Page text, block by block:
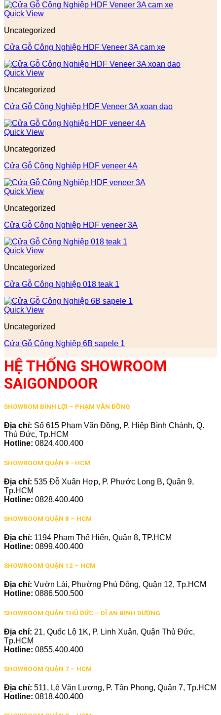
Quick View
Uncategorized
Cửa Gỗ Công Nghiệp HDF Veneer 3A cam xe
Quick View
Uncategorized
Cửa Gỗ Công Nghiệp HDF Veneer 3A xoan dao
Quick View
Uncategorized
Cửa Gỗ Công Nghiệp HDF veneer 4A
Quick View
Uncategorized
Cửa Gỗ Công Nghiệp HDF veneer 3A
Quick View
Uncategorized
Cửa Gỗ Công Nghiệp 018 teak 1
Quick View
Uncategorized
Cửa Gỗ Công Nghiệp 6B sapele 1
HỆ THỐNG SHOWROOM
SAIGONDOOR
SHOWROM BÌNH LỢI – PHẠM VĂN ĐỒNG
Địa chỉ: Số 615 Phạm Văn Đồng, P. Hiệp Bình Chánh, Q.
Thủ Đức, Tp.HCM
Hotline: 0824.400.400
SHOWROOM QUẬN 9 –HCM
Địa chỉ: 535 Đỗ Xuân Hợp, P. Phước Long B, Quận 9,
Tp.HCM
Hotline: 0828.400.400
SHOWROOM QUẬN 8 – HCM
Địa chỉ: 1194 Phạm Thế Hiển, Quận 8, TP.HCM
Hotline: 0899.400.400
SHOWROOM QUẬN 12 – HCM
Địa chỉ: Vườn Lài, Phường Phú Đông, Quận 12, Tp.HCM
Hotline: 0886.500.500
SHOWROOM QUẬN THỦ ĐỨC – DĨ AN BÌNH DƯƠNG
Địa chỉ: 21, Quốc Lộ 1K, P. Linh Xuân, Quận Thủ Đức,
Tp.HCM
Hotline: 0855.400.400
SHOWROOM QUẬN 7 – HCM
Địa chỉ: 511, Lê Văn Lương, P. Tân Phong, Quận 7, Tp.HCM
Hotline: 0818.400.400